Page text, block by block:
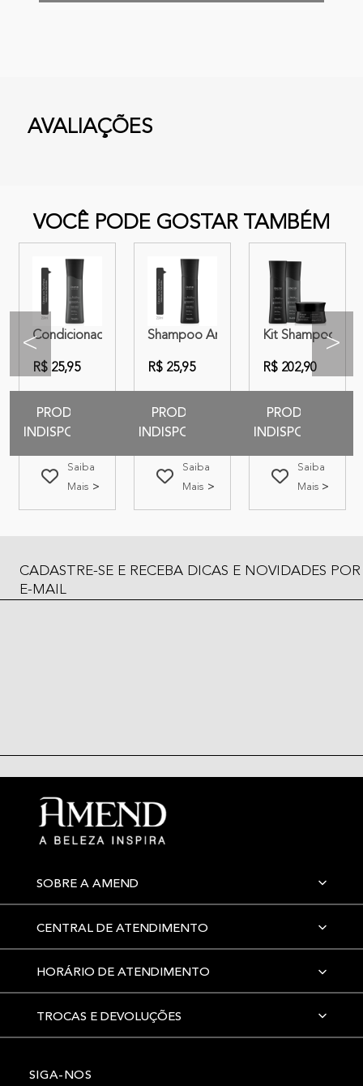
AVALIAÇÕES
VOCÊ PODE GOSTAR TAMBÉM
<
Black Illuminated
Black Illuminated
Expertise Realce da Cor Black Illuminated 300g
Condicionador Amend Expertise Realce da Cor Black
R$ 25,95
INDISPONIVEL
Saiba
Mais
Shampoo Amend Expertise Realce
R$ 25,95
INDISPONIVEL
Saiba
Mais
Kit Shampoo +
R$ 202,90
INDISPONIVEL
Saiba
Mais
>
CADASTRE-SE E RECEBA DICAS E NOVIDADES POR
E-MAIL
SOBRE A AMEND
CENTRAL DE ATENDIMENTO
HORÁRIO DE ATENDIMENTO
TROCAS E DEVOLUÇÕES
SIGA-NOS